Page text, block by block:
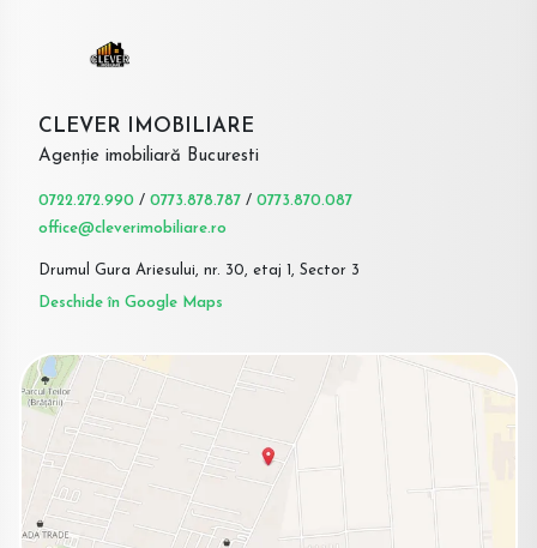
CLEVER IMOBILIARE
Agenție imobiliară Bucuresti
0722.272.990 / 0773.878.787 / 0773.870.087
office@cleverimobiliare.ro
Drumul Gura Ariesului, nr. 30, etaj 1, Sector 3
Deschide în Google Maps